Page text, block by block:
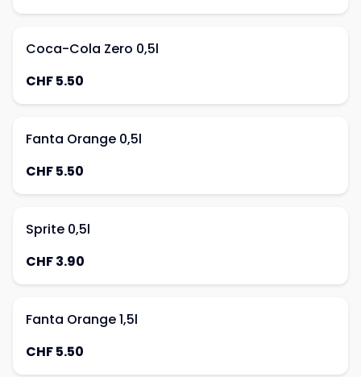
Coca-Cola Zero 0,5l
CHF 5.50
Fanta Orange 0,5l
CHF 5.50
Sprite 0,5l
CHF 3.90
Fanta Orange 1,5l
CHF 5.50